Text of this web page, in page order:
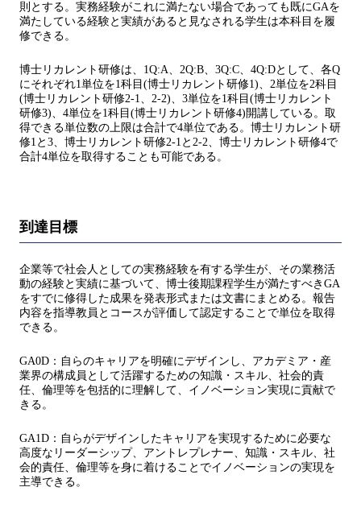
則とする。実務経験がこれに満たない場合であっても既にGAを
満たしている経験と実績があると見なされる学生は本科目を履
修できる。
博士リカレント研修は、1Q:A、2Q:B、3Q:C、4Q:Dとして、各Q
にそれぞれ1単位を1科目(博士リカレント研修1)、2単位を2科目
(博士リカレント研修2-1、2-2)、3単位を1科目(博士リカレント
研修3)、4単位を1科目(博士リカレント研修4)開講している。取
得できる単位数の上限は合計で4単位である。博士リカレント研
修1と3、博士リカレント研修2-1と2-2、博士リカレント研修4で
合計4単位を取得することも可能である。
到達目標
企業等で社会人としての実務経験を有する学生が、その業務活
動の経験と実績に基づいて、博士後期課程学生が満たすべきGA
をすでに修得した成果を発表形式または文書にまとめる。報告
内容を指導教員とコースが評価して認定することで単位を取得
できる。
GA0D：自らのキャリアを明確にデザインし、アカデミア・産
業界の構成員として活躍するための知識・スキル、社会的責
任、倫理等を包括的に理解して、イノベーション実現に貢献で
きる。
GA1D：自らがデザインしたキャリアを実現するために必要な
高度なリーダーシップ、アントレプレナー、知識・スキル、社
会的責任、倫理等を身に着けることでイノベーションの実現を
主導できる。